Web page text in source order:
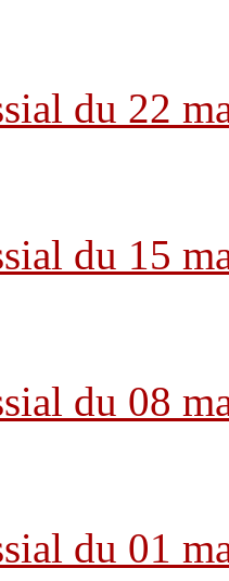
du 22
du 15
du 08
du 01